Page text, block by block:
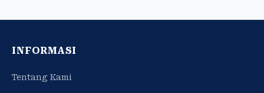
INFORMASI
Tentang Kami